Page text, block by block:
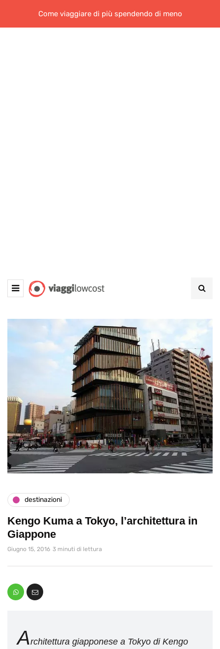
Come viaggiare di più spendendo di meno
destinazioni
Kengo Kuma a Tokyo, l’architettura in
Giappone
Giugno 15, 2016 3 minuti di lettura
Architettura giapponese a Tokyo di Kengo